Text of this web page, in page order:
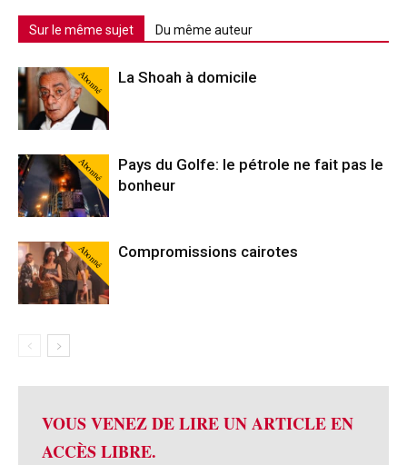
Sur le même sujet Du même auteur
Abonné La Shoah à domicile
Abonné
Pays du Golfe: le pétrole ne fait pas le
bonheur
Abonné Compromissions cairotes
VOUS VENEZ DE LIRE UN ARTICLE EN
ACCÈS LIBRE.